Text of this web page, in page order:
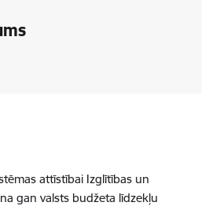
attīstībai Izglītības un
gan valsts budžeta līdzekļu